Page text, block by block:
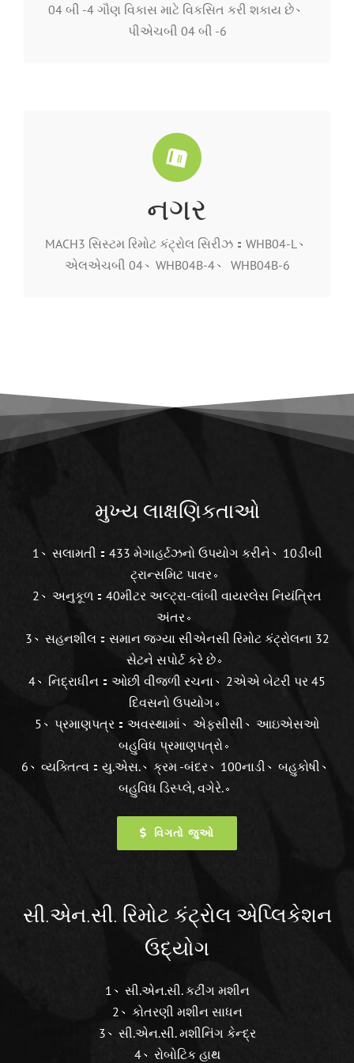
04 બી -4 ગૌણ વિકાસ માટે વિકસિત કરી શકાય છે、
પીએચબી 04 બી -6
વિન્ડોઝ ડેવલપમેન્ટ એન્વાયર્નમેન્ટમાં ડીએલએલ
ડાયનેમિક લાઇબ્રેરી પ્રદાન કરો，વપરાશકર્તાઓ ગૌણ
નગર
MACH3 સિસ્ટમ રિમોટ કંટ્રોલ સિરીઝ：WHB04-L、
એલએચબી 04、WHB04B-4、 WHB04B-6
MACH3 સિરીઝ રિમોટ કંટ્રોલ વાયરલેસ દ્વારા MACH3
સિસ્ટમમાં નિયંત્રણ ડેટાને પ્રસારિત કરે છે，MAC3 નું
નિયંત્રણ અમલમાં મૂકો，તેને સીએનસી આંકડાકીય
નિયંત્રણ સિસ્ટમ ચળવળને નિયંત્રિત કરવા દો。
MACH3 એ એક જાણીતું ગતિ નિયંત્રણ સિસ્ટમ સ
software ફ્ટવેર છે，શક્તિશાળી，સમૃદ્ધ ઇન્ટરફેસો。
મુખ્ય લાક્ષણિકતાઓ
1、સલામતી：433 મેગાહર્ટઝનો ઉપયોગ કરીને、10ડીબી
ટ્રાન્સમિટ પાવર。
2、અનુકૂળ：40મીટર અલ્ટ્રા-લાંબી વાયરલેસ નિયંત્રિત
અંતર。
3、સહનશીલ：સમાન જગ્યા સીએનસી રિમોટ કંટ્રોલના 32
સેટને સપોર્ટ કરે છે。
4、નિદ્રાધીન：ઓછી વીજળી રચના、2એએ બેટરી પર 45
દિવસનો ઉપયોગ。
5、પ્રમાણપત્ર：અવસ્થામાં、એફસીસી、આઇએસઓ
બહુવિધ પ્રમાણપત્રો。
6、વ્યક્તિત્વ：યુ.એસ.、ક્રમ -બંદર、100નાડી、બહુકોષી、
બહુવિધ ડિસ્પ્લે, વગેરે.。
વિગતો જુઓ
સી.એન.સી. રિમોટ કંટ્રોલ એપ્લિકેશન
ઉદ્યોગ
1、સી.એન.સી. કટીંગ મશીન
2、કોતરણી મશીન સાધન
3、સી.એન.સી. મશીનિંગ કેન્દ્ર
4、રોબોટિક હાથ